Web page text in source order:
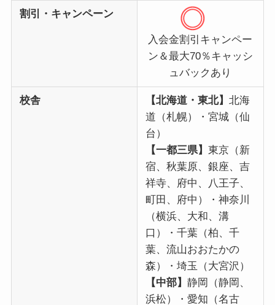
割引・キャンペーン
入会金割引キャンペー
ン＆最大70％キャッシ
ュバックあり
校舎 【北海道・東北】 北海
道（札幌）・宮城（仙
台）
【一都三県】 東京（新
宿、秋葉原、銀座、吉
祥寺、府中、八王子、
町田、府中）・神奈川
（横浜、大和、溝
口）・千葉（柏、千
葉、流山おおたかの
森）・埼玉（大宮沢）
【中部】 静岡（静岡、
浜松）・愛知（名古